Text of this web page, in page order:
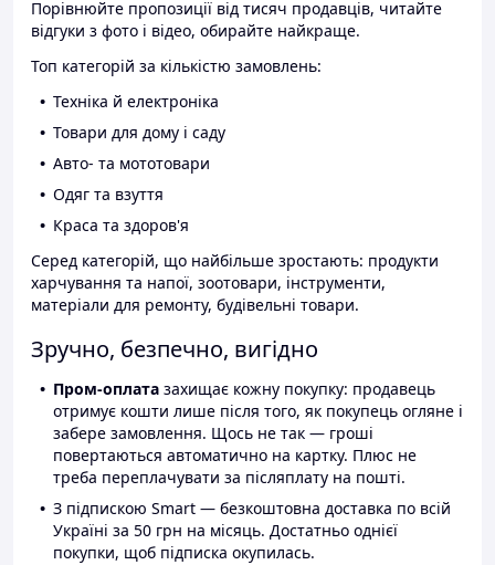
Порівнюйте пропозиції від тисяч продавців, читайте
відгуки з фото і відео, обирайте найкраще.
Топ категорій за кількістю замовлень:
Техніка й електроніка
Товари для дому і саду
Авто- та мототовари
Одяг та взуття
Краса та здоров'я
Серед категорій, що найбільше зростають: продукти
харчування та напої, зоотовари, інструменти,
матеріали для ремонту, будівельні товари.
Зручно, безпечно, вигідно
Пром-оплата захищає кожну покупку: продавець
отримує кошти лише після того, як покупець огляне і
забере замовлення. Щось не так — гроші
повертаються автоматично на картку. Плюс не
треба переплачувати за післяплату на пошті.
З підпискою Smart — безкоштовна доставка по всій
Україні за 50 грн на місяць. Достатньо однієї
покупки, щоб підписка окупилась.